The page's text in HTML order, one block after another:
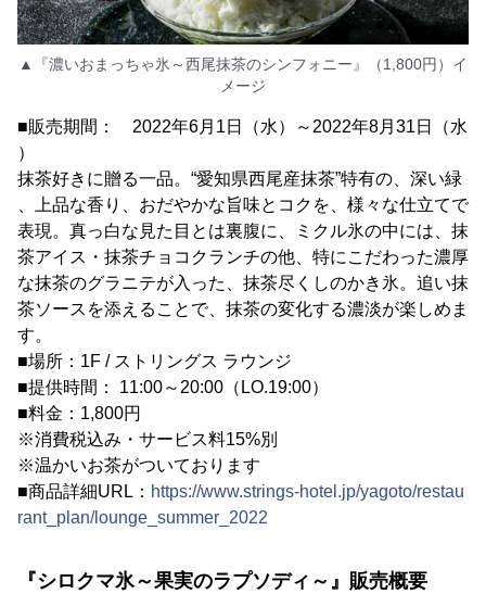
▲『濃いおまっちゃ氷～西尾抹茶のシンフォニー』（1,800円）イ
メージ
■販売期間： 2022年6月1日（水）～2022年8月31日（水
）
抹茶好きに贈る一品。“愛知県西尾産抹茶”特有の、深い緑
、上品な香り、おだやかな旨味とコクを、様々な仕立てで
表現。真っ白な見た目とは裏腹に、ミクル氷の中には、抹
茶アイス・抹茶チョコクランチの他、特にこだわった濃厚
な抹茶のグラニテが入った、抹茶尽くしのかき氷。追い抹
茶ソースを添えることで、抹茶の変化する濃淡が楽しめま
す。
■場所：1F / ストリングス ラウンジ
■提供時間： 11:00～20:00（LO.19:00）
■料金：1,800円
※消費税込み・サービス料15%別
※温かいお茶がついております
■商品詳細URL： https://www.strings-hotel.jp/yagoto/restau
rant_plan/lounge_summer_2022
『シロクマ氷～果実のラプソディ～』販売概要